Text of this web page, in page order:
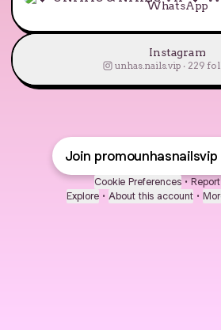
WhatsApp
Instagram
unhas.nails.vip ‧ 229
Join
Cookie Preferences • Report
Explore • About this account •